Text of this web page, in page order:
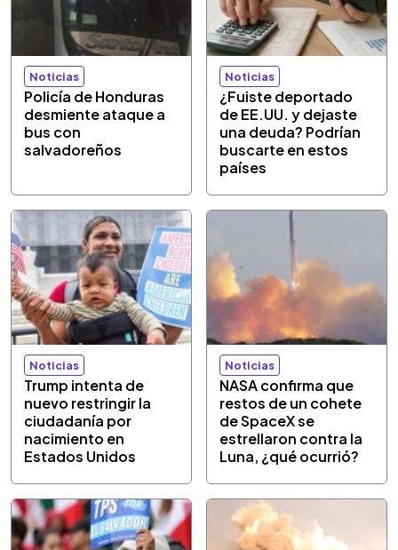
Noticias
Policía de Honduras
desmiente ataque a
bus con
salvadoreños
Noticias
¿Fuiste deportado
de EE.UU. y dejaste
una deuda? Podrían
buscarte en estos
países
Noticias
Trump intenta de
nuevo restringir la
ciudadanía por
nacimiento en
Estados Unidos
Noticias
NASA confirma que
restos de un cohete
de SpaceX se
estrellaron contra la
Luna, ¿qué ocurrió?